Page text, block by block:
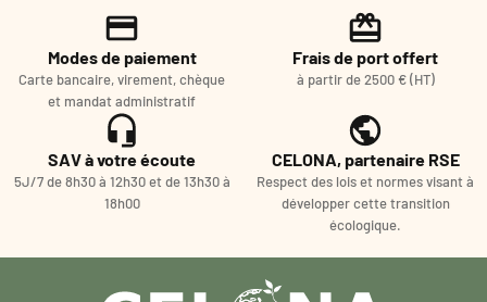
Modes de paiement
Carte bancaire, virement, chèque
et mandat administratif
Frais de port offert
à partir de 2500 € (HT)
SAV à votre écoute
5J/7 de 8h30 à 12h30 et de 13h30 à
18h00
CELONA, partenaire RSE
Respect des lois et normes visant à
développer cette transition
écologique.